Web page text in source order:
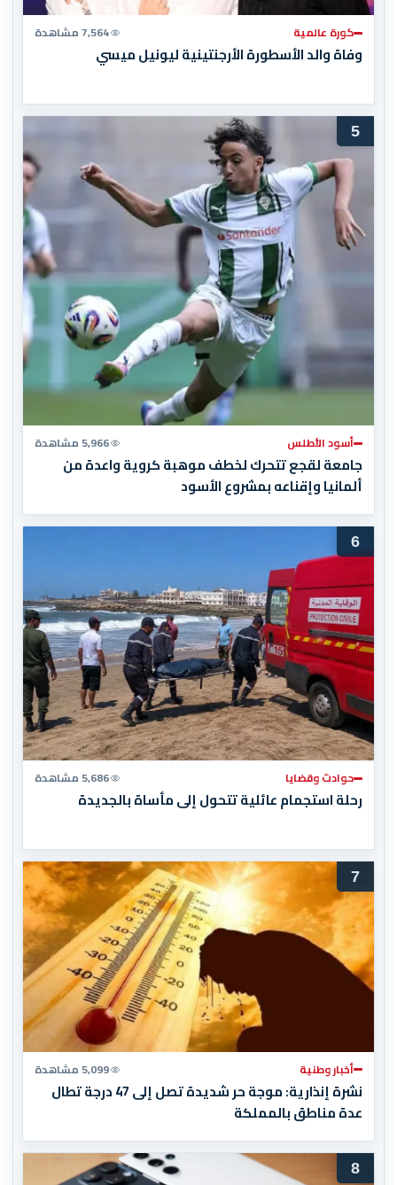
كورة عالمية 7,564 مشاهدة
وفاة والد الأسطورة الأرجنتينية ليونيل ميسي
5
أسود الأطلس 5,966 مشاهدة
جامعة لقجع تتحرك لخطف موهبة كروية واعدة من
ألمانيا وإقناعه بمشروع الأسود
6
حوادث وقضايا 5,686 مشاهدة
رحلة استجمام عائلية تتحول إلى مأساة بالجديدة
7
أخبار وطنية 5,099 مشاهدة
نشرة إنذارية: موجة حر شديدة تصل إلى 47 درجة تطال
عدة مناطق بالمملكة
8